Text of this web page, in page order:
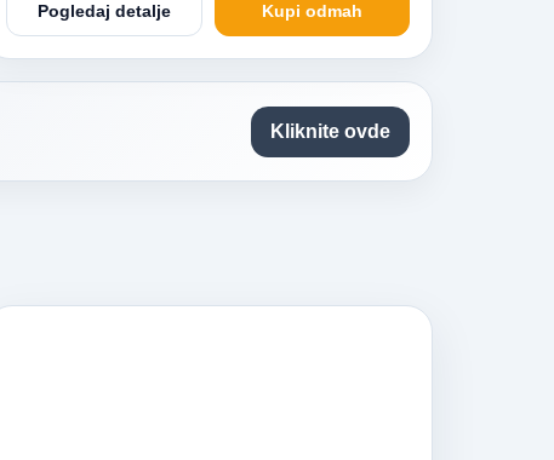
Pogledaj detalje Kupi odmah
Kliknite ovde